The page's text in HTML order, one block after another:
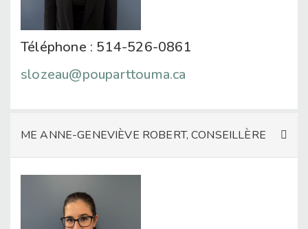
Téléphone : 514-526-0861
slozeau@pouparttouma.ca
ME ANNE-GENEVIÈVE ROBERT, CONSEILLÈRE